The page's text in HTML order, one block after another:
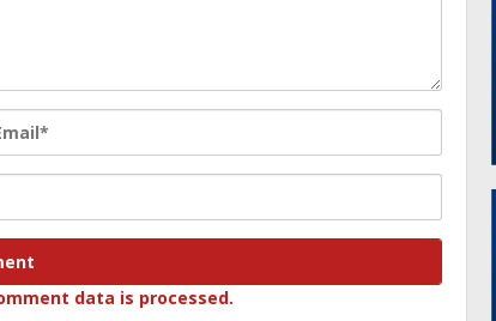
data is processed.